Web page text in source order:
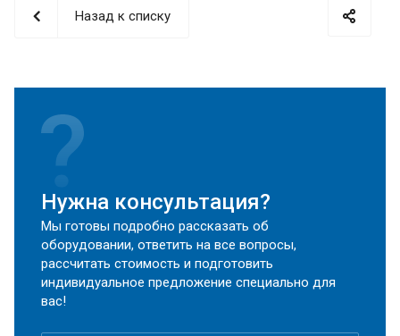
Назад к списку
Нужна консультация?
Мы готовы подробно рассказать об
оборудовании, ответить на все вопросы,
рассчитать стоимость и подготовить
индивидуальное предложение специально для
вас!